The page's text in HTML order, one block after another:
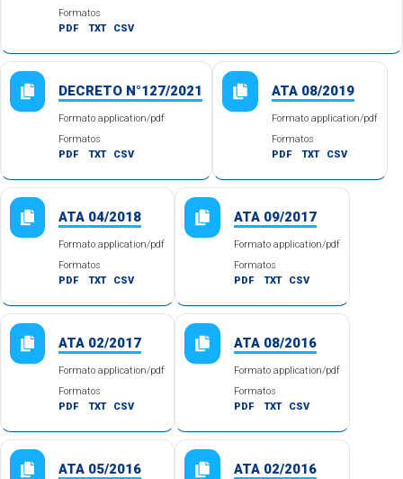
Formatos
PDF
TXT CSV
DECRETO N°127/2021
Formato application/pdf
Formatos
PDF
TXT CSV
ATA 08/2019
Formato application/pdf
Formatos
PDF
TXT CSV
ATA 04/2018
Formato application/pdf
Formatos
PDF
TXT CSV
ATA 09/2017
Formato application/pdf
Formatos
PDF
TXT CSV
ATA 02/2017
Formato application/pdf
Formatos
PDF
TXT CSV
ATA 08/2016
Formato application/pdf
Formatos
PDF
TXT CSV
ATA 05/2016 ATA 02/2016